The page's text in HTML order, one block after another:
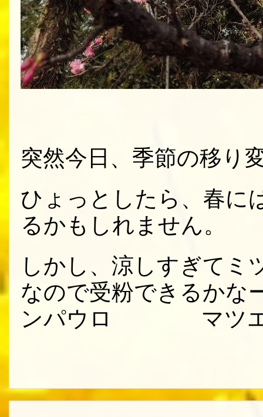
突然今日、季節の移り
ひょっとしたら、春
るかもしれません。
しかし、涼しすぎてミ
なので受粉できるか
ンパウロ マツ